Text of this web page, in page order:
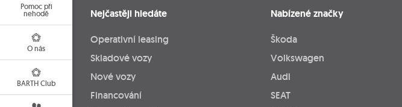
Pomoc při
nehodě
O nás
BARTH Club
Nejčastěji hledáte
Operativní leasing
Skladové vozy
Nové vozy
Financování
Nabízené značky
Škoda
Volkswagen
Audi
SEAT